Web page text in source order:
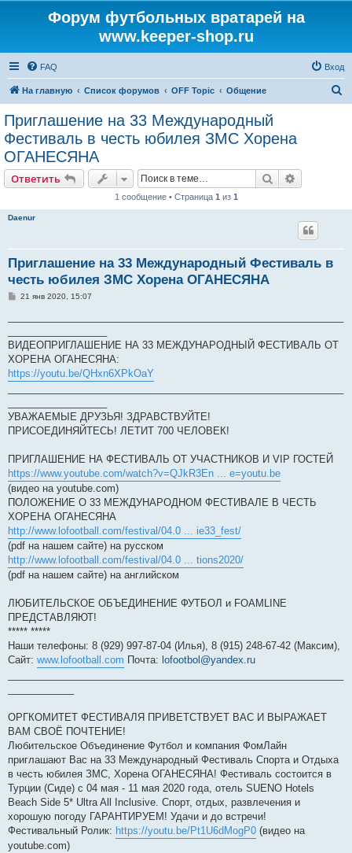
Форум футбольных вратарей на
www.keeper-shop.ru
FAQ Вход
На главную Список форумов OFF Topic Общение
Приглашение на 33 Международный
Фестиваль в честь юбилея ЗМС Хорена
ОГАНЕСЯНА
Ответить Поиск
1 сообщение • Страница 1 из 1
Daenur
Приглашение на 33 Международный Фестиваль в
честь юбилея ЗМС Хорена ОГАНЕСЯНА
С
б
е
и
е
21 янв 2020, 15:07
ВИДЕОПРИГЛАШЕНИЕ НА 33 МЕЖДУНАРОДНЫЙ ФЕСТИВАЛЬ ОТ
ХОРЕНА ОГАНЕСЯНА:
https://youtu.be/QHxn6XPkOaY
УВАЖАЕМЫЕ ДРУЗЬЯ! ЗДРАВСТВУЙТЕ!
ПРИСОЕДИНЯЙТЕСЬ! ЛЕТИТ 700 ЧЕЛОВЕК!
ПРИГЛАШЕНИЕ НА ФЕСТИВАЛЬ ОТ УЧАСТНИКОВ И VIP ГОСТЕЙ
https://www.youtube.com/watch?v=QJkR3En ... e=youtu.be
(видео на youtube.com)
ПОЛОЖЕНИЕ О 33 МЕЖДУНАРОДНОМ ФЕСТИВАЛЕ В ЧЕСТЬ
ХОРЕНА ОГАНЕСЯНА
http://www.lofootball.com/festival/04.0 ... ie33_fest/
(pdf на нашем сайте) на русском
http://www.lofootball.com/festival/04.0 ... tions2020/
(pdf на нашем сайте) на английском
ЛЮБИТЕЛЬСКОЕ ОБЪЕДИНЕНИЕ ФУТБОЛ и FOAMLINE
ПРЕДСТАВЛЯЮТ!
***** *****
Наши телефоны: 8 (929) 997-87-04 (Илья), 8 (915) 248-67-42 (Максим),
Сайт: www.lofootball.com Почта: lofootbol@yandex.ru
ОРГКОМИТЕТ ФЕСТИВАЛЯ ПРИВЕТСТВУЕТ ВАС И ВЫРАЖАЕТ
ВАМ СВОЁ ПОЧТЕНИЕ!
Любительское Объединение Футбол и компания ФомЛайн
приглашают Вас на 33 Международный Фестиваль Спорта и Отдыха
в честь юбилея ЗМС, Хорена ОГАНЕСЯНА! Фестиваль состоится в
Турции (Сиде) с 04 мая - 11 мая 2020 года, отель SUENO Hotels
Beach Side 5* Ultra All Inclusive. Спорт, отдых, развлечения и
хорошую погоду ГАРАНТИРУЕМ! Удачи и до встречи!
Фестивальный Ролик: https://youtu.be/Pt1U6dMogP0 (видео на
youtube.com)